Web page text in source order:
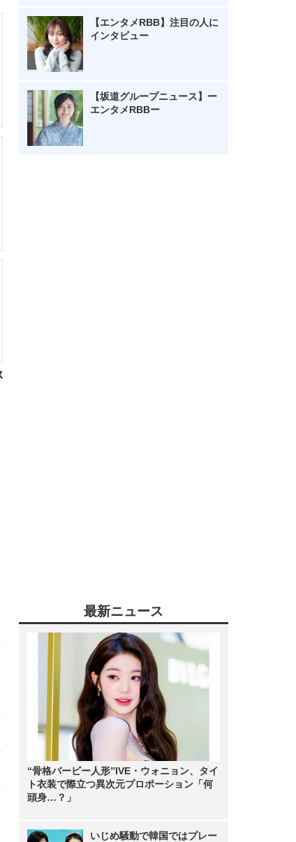
【エンタメRBB】注目の人に
インタビュー
【坂道グループニュース】ー
エンタメRBBー
最新ニュース
“骨格バービー人形”IVE・ウォニョン、タイ
ト衣装で際立つ異次元プロポーション「何
頭身…？」
いじめ騒動で韓国ではプレー